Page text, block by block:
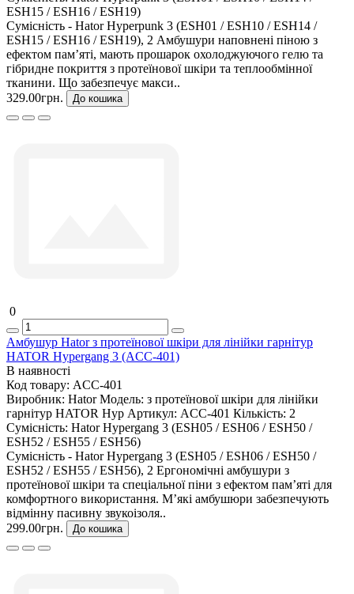
ESH15 / ESH16 / ESH19)
Сумісність - Hator Hyperpunk 3 (ESH01 / ESH10 / ESH14 /
ESH15 / ESH16 / ESH19), 2 Амбушури наповнені піною з
ефектом пам’яті, мають прошарок охолоджуючого гелю та
гібридне покриття з протеїнової шкіри та теплообмінної
тканини. Що забезпечує макси..
329.00грн.
До кошика
0
Амбушур Hator з протеїнової шкіри для лінійки гарнітур
HATOR Hypergang 3 (ACC-401)
В наявності
Код товару: ACC-401
Виробник: Hator Модель: з протеїнової шкіри для лінійки
гарнітур HATOR Hyp Артикул: ACC-401 Кількість: 2
Сумісність: Hator Hypergang 3 (ESH05 / ESH06 / ESH50 /
ESH52 / ESH55 / ESH56)
Сумісність - Hator Hypergang 3 (ESH05 / ESH06 / ESH50 /
ESH52 / ESH55 / ESH56), 2 Ергономічні амбушури з
протеїнової шкіри та спеціальної піни з ефектом пам’яті для
комфортного використання. М’які амбушюри забезпечують
відмінну пасивну звукоізоля..
299.00грн.
До кошика